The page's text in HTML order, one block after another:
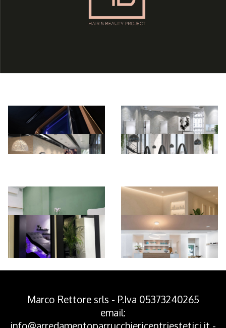
Marco Rettore srls - P.Iva 05373240265
email: